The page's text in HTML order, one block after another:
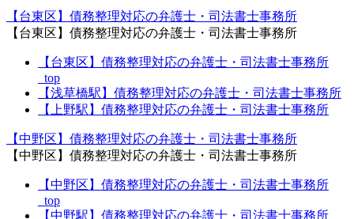
【台東区】債務整理対応の弁護士・司法書士事務所
【台東区】債務整理対応の弁護士・司法書士事務所
【台東区】債務整理対応の弁護士・司法書士事務所
_top
【浅草橋駅】債務整理対応の弁護士・司法書士事務所
【上野駅】債務整理対応の弁護士・司法書士事務所
【中野区】債務整理対応の弁護士・司法書士事務所
【中野区】債務整理対応の弁護士・司法書士事務所
【中野区】債務整理対応の弁護士・司法書士事務所
_top
【中野駅】債務整理対応の弁護士・司法書士事務所